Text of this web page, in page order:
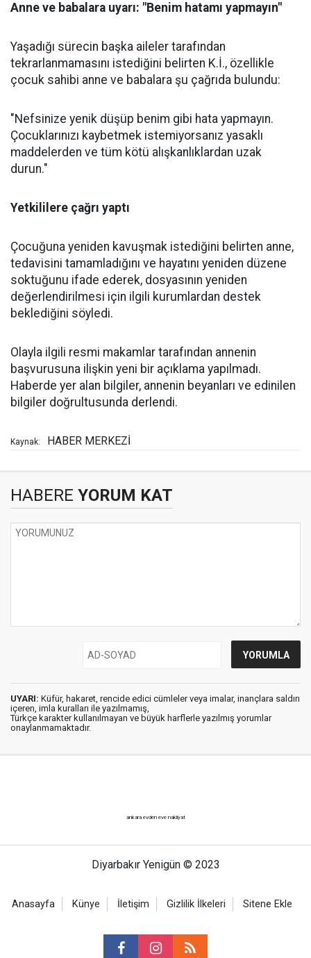
Anne ve babalara uyarı: "Benim hatamı yapmayın"
Yaşadığı sürecin başka aileler tarafından
tekrarlanmamasını istediğini belirten K.İ., özellikle
çocuk sahibi anne ve babalara şu çağrıda bulundu:
"Nefsinize yenik düşüp benim gibi hata yapmayın.
Çocuklarınızı kaybetmek istemiyorsanız yasaklı
maddelerden ve tüm kötü alışkanlıklardan uzak
durun."
Yetkililere çağrı yaptı
Çocuğuna yeniden kavuşmak istediğini belirten anne,
tedavisini tamamladığını ve hayatını yeniden düzene
soktuğunu ifade ederek, dosyasının yeniden
değerlendirilmesi için ilgili kurumlardan destek
beklediğini söyledi.
Olayla ilgili resmi makamlar tarafından annenin
başvurusuna ilişkin yeni bir açıklama yapılmadı.
Haberde yer alan bilgiler, annenin beyanları ve edinilen
bilgiler doğrultusunda derlendi.
Kaynak: HABER MERKEZİ
HABERE YORUM KAT
UYARI: Küfür, hakaret, rencide edici cümleler veya imalar, inançlara saldırı
içeren, imla kuralları ile yazılmamış,
Türkçe karakter kullanılmayan ve büyük harflerle yazılmış yorumlar
onaylanmamaktadır.
ankara evden eve nakliyat
Diyarbakır Yenigün © 2023
Anasayfa Künye İletişim Gizlilik İlkeleri Sitene Ekle